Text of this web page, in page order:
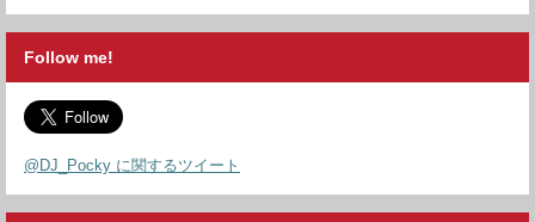
Follow me!
@DJ_Pocky に関するツイート